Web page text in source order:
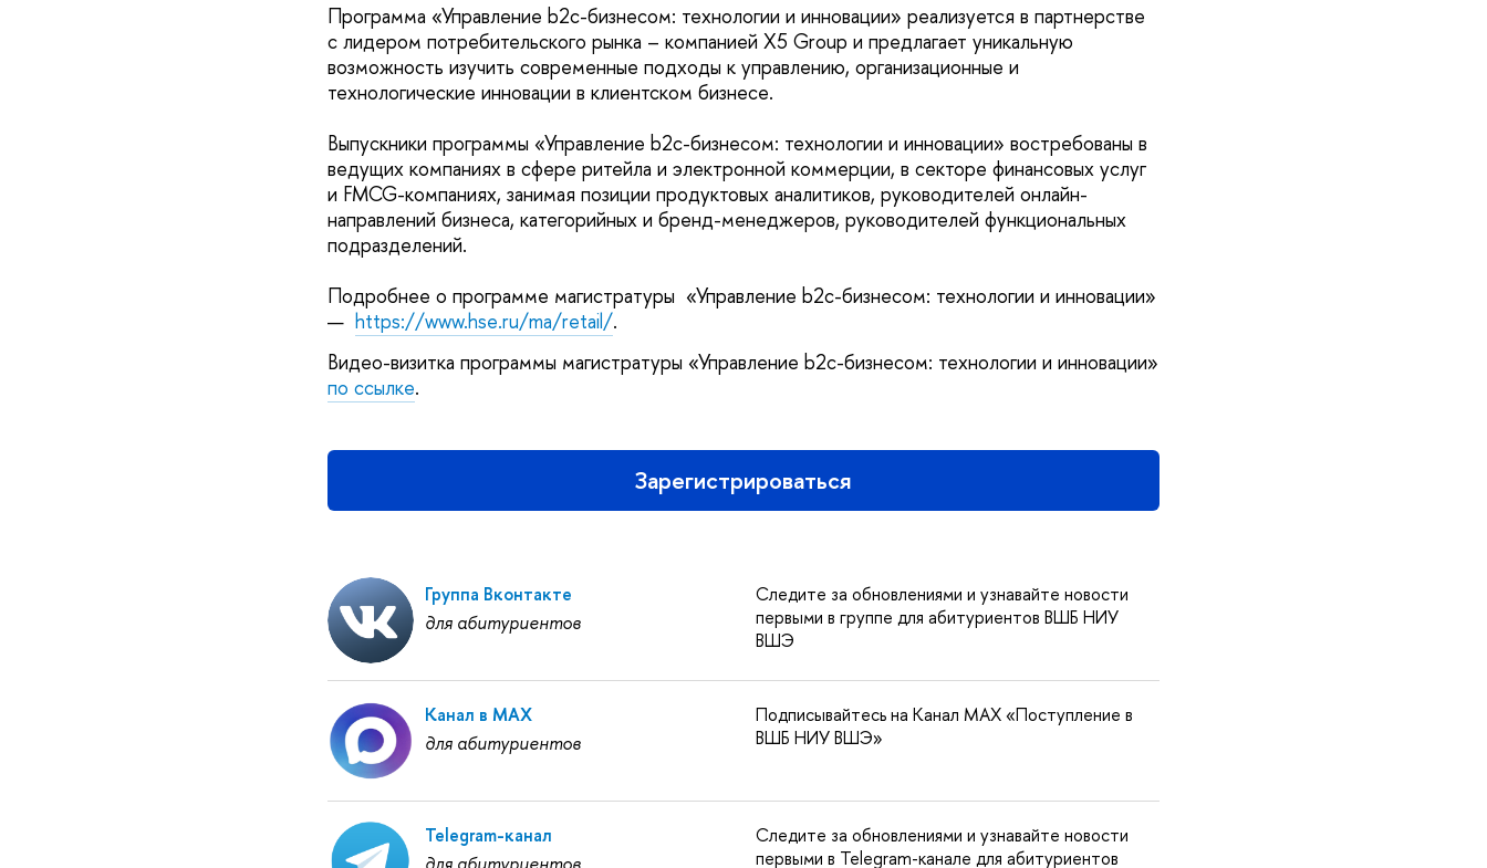
Программа «Управление b2c-бизнесом: технологии и инновации» реализуется в партнерстве
с лидером потребительского рынка – компанией X5 Group и предлагает уникальную
возможность изучить современные подходы к управлению, организационные и
технологические инновации в клиентском бизнесе.
Выпускники программы «Управление b2c-бизнесом: технологии и инновации» востребованы в
ведущих компаниях в сфере ритейла и электронной коммерции, в секторе финансовых услуг
и FMCG-компаниях, занимая позиции продуктовых аналитиков, руководителей онлайн-
направлений бизнеса, категорийных и бренд-менеджеров, руководителей функциональных
подразделений.
Подробнее о программе магистратуры «Управление b2c-бизнесом: технологии и инновации»
— https://www.hse.ru/ma/retail/.
Видео-визитка программы магистратуры «Управление b2c-бизнесом: технологии и инновации»
по ссылке.
Зарегистрироваться
Группа Вконтакте
для абитуриентов
Следите за обновлениями и узнавайте новости
первыми в группе для абитуриентов ВШБ НИУ
ВШЭ
Канал в MAX
для абитуриентов
Подписывайтесь на Канал MAX «Поступление в
ВШБ НИУ ВШЭ»
Telegram-канал
Следите за обновлениями и узнавайте новости
первыми в Telegram-канале для абитуриентов